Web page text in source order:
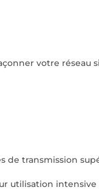
votre réseau
de transmission
utilisation intensive